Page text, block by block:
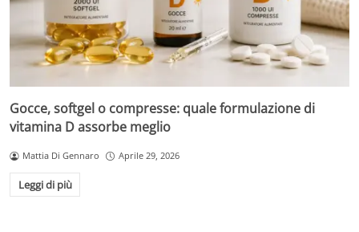
Gocce, softgel o compresse: quale formulazione di
vitamina D assorbe meglio
Mattia Di Gennaro Aprile 29, 2026
Leggi di più